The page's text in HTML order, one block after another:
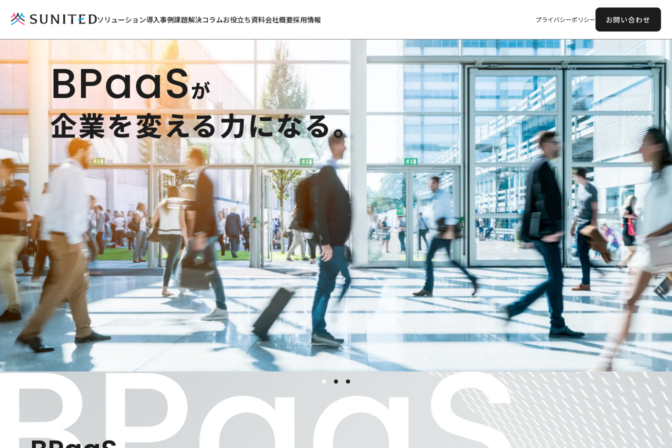
ソリューション導入事例課題解決コラムお役立ち資料会社概要採用情報 プライバシーポリシー お問い合わせ
BPaaSが
企業を変える力になる。